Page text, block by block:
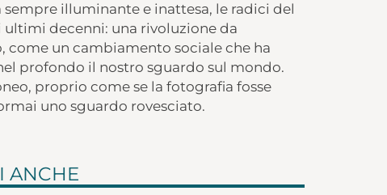
sempre illuminante e inattesa, le radici del
decenni: una rivoluzione da
come un cambiamento sociale che ha
profondo il nostro sguardo sul mondo.
proprio come se la fotografia fosse
uno sguardo rovesciato.
ANCHE